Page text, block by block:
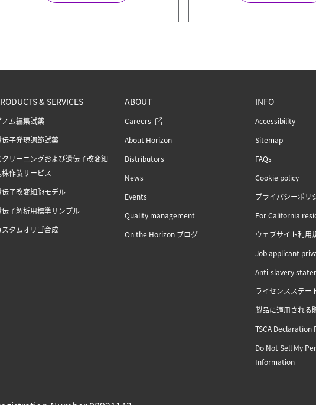
& SERVICES
ノム編集試薬
伝子発現調節試薬
クリーニングおよび遺伝子改変細
株作製サービス
伝子改変細胞モデル
伝子解析用標準サンプル
スタムオリゴ合成
ABOUT
Careers
About Horizon
Distributors
News
Events
Quality management
On the Horizon ブログ
INFO
Accessibility
Sitemap
FAQs
Cookie policy
プライバシーポリ
For California
ウェブサイト利用
Job applicant
Anti-slavery
ライセンスステー
製品に適用される
TSCA Declaration
Do Not Sell My
Information